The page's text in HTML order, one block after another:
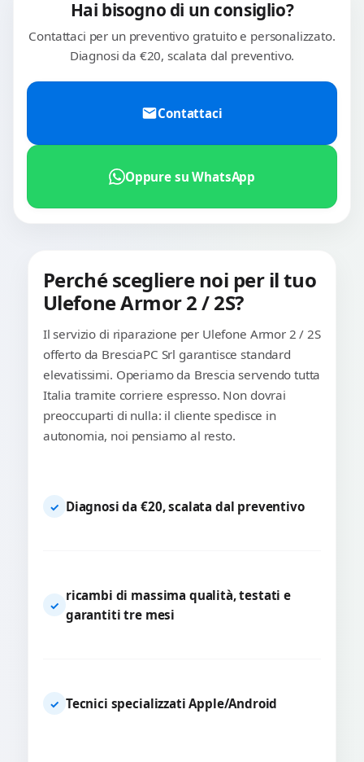
Hai bisogno di un consiglio?
Contattaci per un preventivo gratuito e personalizzato.
Diagnosi da €20, scalata dal preventivo.
Contattaci
Oppure su WhatsApp
Perché scegliere noi per il tuo
Ulefone Armor 2 / 2S?
Il servizio di riparazione per Ulefone Armor 2 / 2S
offerto da BresciaPC Srl garantisce standard
elevatissimi. Operiamo da Brescia servendo tutta
Italia tramite corriere espresso. Non dovrai
preoccuparti di nulla: il cliente spedisce in
autonomia, noi pensiamo al resto.
✓ Diagnosi da €20, scalata dal preventivo
✓
ricambi di massima qualità, testati e
garantiti tre mesi
✓ Tecnici specializzati Apple/Android